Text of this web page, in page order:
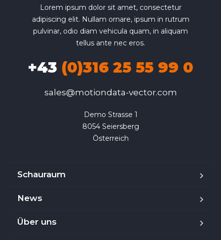
Lorem ipsum dolor sit amet, consectetur
adipiscing elit. Nullam ornare, ipsum in rutrum
pulvinar, odio diam vehicula quam, in aliquam
tellus ante nec eros.
+43 (0)316 25 55 99 0
sales@motiondata-vector.com
Demo Strasse 1
8054 Seiersberg
Österreich
Schauraum
News
Über uns